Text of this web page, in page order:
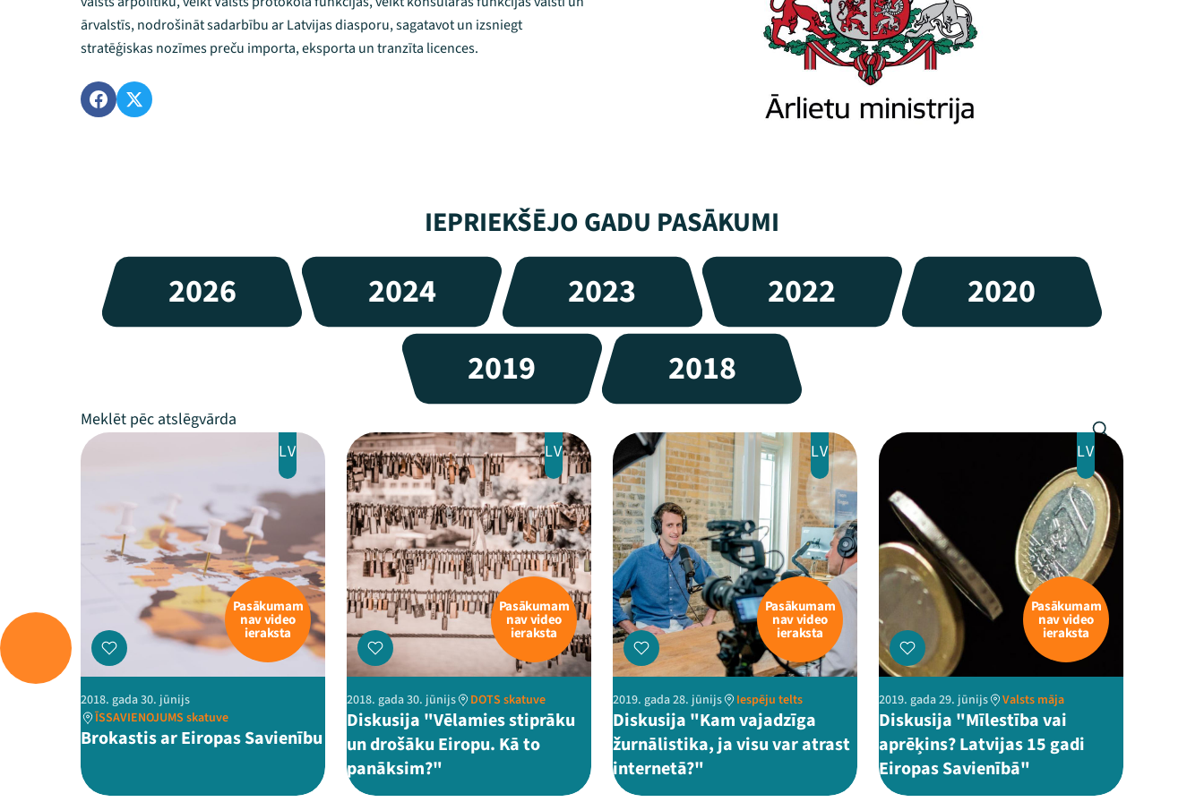
ārvalstīs, nodrošināt sadarbību ar Latvijas diasporu, sagatavot un izsniegt
stratēģiskas nozīmes preču importa, eksporta un tranzīta licences.
IEPRIEKŠĒJO GADU PASĀKUMI
2026 2024 2023 2022
2020
2019
2018
LV
Pasākumam
nav video
ieraksta
2018. gada 30. jūnijs
ĪSSAVIENOJUMS skatuve
Brokastis ar Eiropas Savienību
LV
Pasākumam
nav video
ieraksta
2018. gada 30. jūnijs DOTS skatuve
Diskusija "Vēlamies stiprāku
un drošāku Eiropu. Kā to
panāksim?"
LV
Pasākumam
nav video
ieraksta
2019. gada 28. jūnijs Iespēju telts
Diskusija "Kam vajadzīga
žurnālistika, ja visu var atrast
internetā?"
LV
Pasākumam
nav video
ieraksta
2019. gada 29. jūnijs Valsts māja
Diskusija "Mīlestība vai
aprēķins? Latvijas 15 gadi
Eiropas Savienībā"